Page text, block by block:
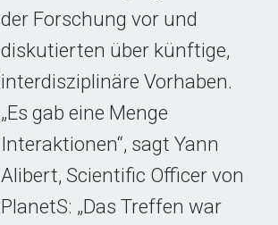
der Forschung vor und
diskutierten über künftige,
interdisziplinäre Vorhaben.
„Es gab eine Menge
Interaktionen“, sagt Yann
Alibert, Scientific Officer von
PlanetS: „Das Treffen war